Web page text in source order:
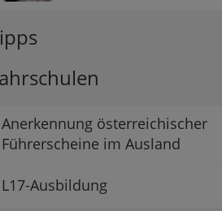
Anerkennung österreichischer
Führerscheine im Ausland
L17-Ausbildung